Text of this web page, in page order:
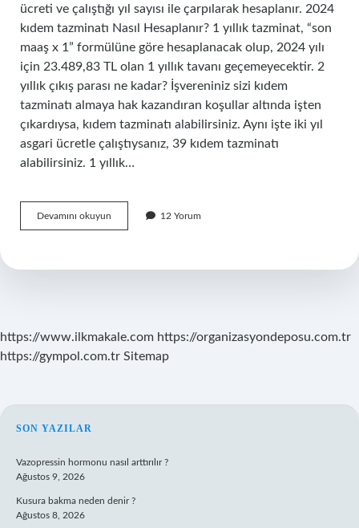
ücreti ve çalıştığı yıl sayısı ile çarpılarak hesaplanır. 2024
kıdem tazminatı Nasıl Hesaplanır? 1 yıllık tazminat, “son
maaş x 1” formülüne göre hesaplanacak olup, 2024 yılı
için 23.489,83 TL olan 1 yıllık tavanı geçemeyecektir. 2
yıllık çıkış parası ne kadar? İşvereniniz sizi kıdem
tazminatı almaya hak kazandıran koşullar altında işten
çıkardıysa, kıdem tazminatı alabilirsiniz. Aynı işte iki yıl
asgari ücretle çalıştıysanız, 39 kıdem tazminatı
alabilirsiniz. 1 yıllık…
Devamını okuyun
Ücreti
12 Yorum
https://www.ilkmakale.com https://organizasyondeposu.com.tr
https://gympol.com.tr Sitemap
SIDEBAR
SON YAZILAR
Vazopressin hormonu nasıl arttırılır ?
Ağustos 9, 2026
Kusura bakma neden denir ?
Ağustos 8, 2026